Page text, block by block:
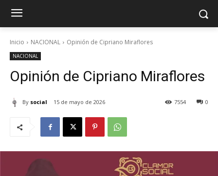
Inicio NACIONAL Opinión de Cipriano Miraflores
NACIONAL
Opinión de Cipriano Miraflores
By social 15 de mayo de 2026 0
7554